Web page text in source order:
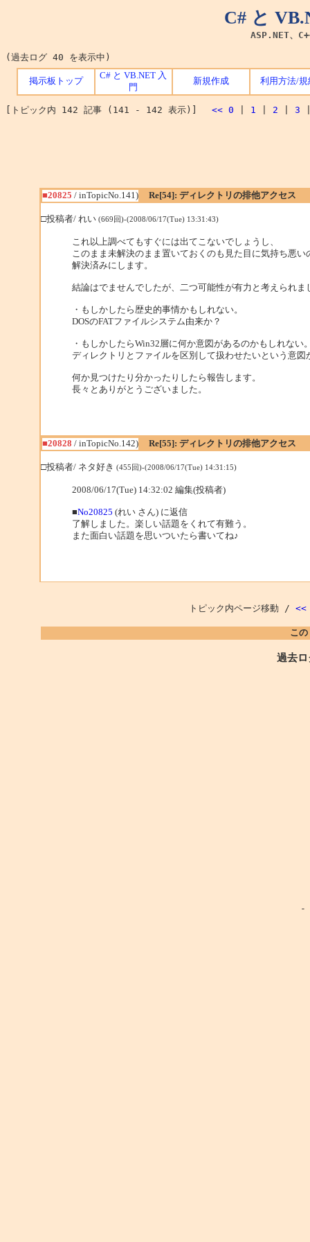
C# と
ASP.NET、
(過去ログ 40 を表示中)
掲示板トップ
C# と VB.NET 入
門
新規作成 利用方法/規
[トピック内 142 記事 (141 - 142 表示)] << 0 1 2 3
■20825 / inTopicNo.141) Re[54]: ディレクトリの排他アクセス
□投稿者/ れい (669回)-(2008/06/17(Tue) 13:31:43)
これ以上調べてもすぐには出てこないでしょうし、
このまま未解決のまま置いておくのも見た目に気持ち悪い
解決済みにします。
結論はでませんでしたが、二つ可能性が有力と考えられま
・もしかしたら歴史的事情かもしれない。
DOSのFATファイルシステム由来か？
・もしかしたらWin32層に何か意図があるのかもしれない
ディレクトリとファイルを区別して扱わせたいという意図
何か見つけたり分かったりしたら報告します。
長々とありがとうございました。
■20828 / inTopicNo.142) Re[55]: ディレクトリの排他アクセス
□投稿者/ ネタ好き (455回)-(2008/06/17(Tue) 14:31:15)
2008/06/17(Tue) 14:32:02 編集(投稿者)
■No20825 (れい さん) に返信
了解しました。楽しい話題をくれて有難う。
また面白い話題を思いついたら書いてね♪
トピック内ページ移動 / <<
こ
過去